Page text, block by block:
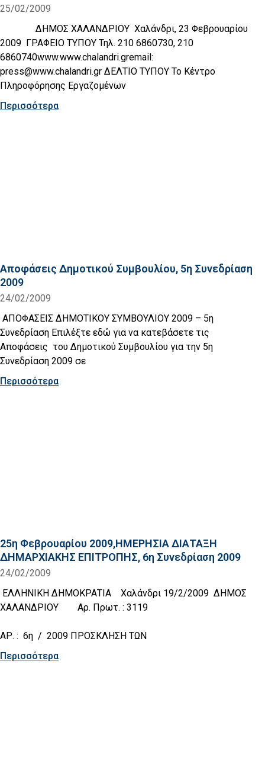
25/02/2009
ΔΗΜΟΣ ΧΑΛΑΝΔΡΙΟΥ Χαλάνδρι, 23 Φεβρουαρίου
2009 ΓΡΑΦΕΙΟ ΤΥΠΟΥ Τηλ. 210 6860730, 210
6860740www.www.chalandri.gremail:
press@www.chalandri.gr ΔΕΛΤΙΟ ΤΥΠΟΥ Το Κέντρο
Πληροφόρησης Εργαζομένων
Περισσότερα
Αποφάσεις Δημοτικού Συμβουλίου, 5η Συνεδρίαση
2009
24/02/2009
ΑΠΟΦΑΣΕΙΣ ΔΗΜΟΤΙΚΟΥ ΣΥΜΒΟΥΛΙΟΥ 2009 – 5η
Συνεδρίαση Επιλέξτε εδώ για να κατεβάσετε τις
Αποφάσεις του Δημοτικού Συμβουλίου για την 5η
Συνεδρίαση 2009 σε
Περισσότερα
25η Φεβρουαρίου 2009,ΗΜΕΡΗΣΙΑ ΔΙΑΤΑΞΗ
ΔΗΜΑΡΧΙΑΚΗΣ ΕΠΙΤΡΟΠΗΣ, 6η Συνεδρίαση 2009
24/02/2009
ΕΛΛΗΝΙΚΗ ΔΗΜΟΚΡΑΤΙΑ Χαλάνδρι 19/2/2009 ΔΗΜΟΣ
ΧΑΛΑΝΔΡΙΟΥ Αρ. Πρωτ. : 3119
ΑΡ. : 6η / 2009 ΠΡΟΣΚΛΗΣΗ ΤΩΝ
Περισσότερα